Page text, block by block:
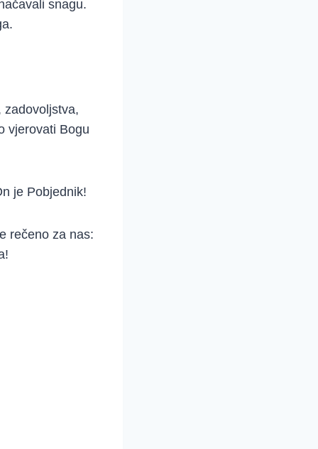
snagu.
zadovoljstva,
vjerovati Bogu
je Pobjednik!
rečeno za nas: